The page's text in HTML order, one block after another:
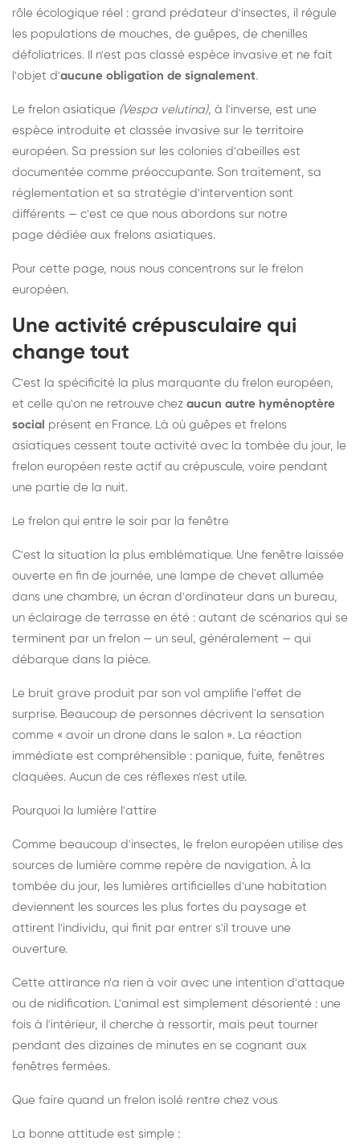
rôle écologique réel : grand prédateur d'insectes, il régule
les populations de mouches, de guêpes, de chenilles
défoliatrices. Il n'est pas classé espèce invasive et ne fait
l'objet d'aucune obligation de signalement.
Le frelon asiatique (Vespa velutina), à l'inverse, est une
espèce introduite et classée invasive sur le territoire
européen. Sa pression sur les colonies d'abeilles est
documentée comme préoccupante. Son traitement, sa
réglementation et sa stratégie d'intervention sont
différents — c'est ce que nous abordons sur notre
page dédiée aux frelons asiatiques.
Pour cette page, nous nous concentrons sur le frelon
européen.
Une activité crépusculaire qui
change tout
C'est la spécificité la plus marquante du frelon européen,
et celle qu'on ne retrouve chez aucun autre hyménoptère
social présent en France. Là où guêpes et frelons
asiatiques cessent toute activité avec la tombée du jour, le
frelon européen reste actif au crépuscule, voire pendant
une partie de la nuit.
Le frelon qui entre le soir par la fenêtre
C'est la situation la plus emblématique. Une fenêtre laissée
ouverte en fin de journée, une lampe de chevet allumée
dans une chambre, un écran d'ordinateur dans un bureau,
un éclairage de terrasse en été : autant de scénarios qui se
terminent par un frelon — un seul, généralement — qui
débarque dans la pièce.
Le bruit grave produit par son vol amplifie l'effet de
surprise. Beaucoup de personnes décrivent la sensation
comme « avoir un drone dans le salon ». La réaction
immédiate est compréhensible : panique, fuite, fenêtres
claquées. Aucun de ces réflexes n'est utile.
Pourquoi la lumière l'attire
Comme beaucoup d'insectes, le frelon européen utilise des
sources de lumière comme repère de navigation. À la
tombée du jour, les lumières artificielles d'une habitation
deviennent les sources les plus fortes du paysage et
attirent l'individu, qui finit par entrer s'il trouve une
ouverture.
Cette attirance n'a rien à voir avec une intention d'attaque
ou de nidification. L'animal est simplement désorienté : une
fois à l'intérieur, il cherche à ressortir, mais peut tourner
pendant des dizaines de minutes en se cognant aux
fenêtres fermées.
Que faire quand un frelon isolé rentre chez vous
La bonne attitude est simple :